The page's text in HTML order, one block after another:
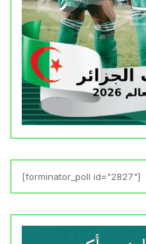
[forminator_poll id="2827"]